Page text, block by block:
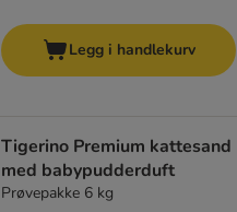
Legg i handlekurv
Tigerino Premium kattesand
med babypudderduft
Prøvepakke 6 kg